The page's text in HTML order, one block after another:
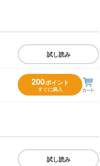
試し読み
200ポイント
すぐに購入
試し読み